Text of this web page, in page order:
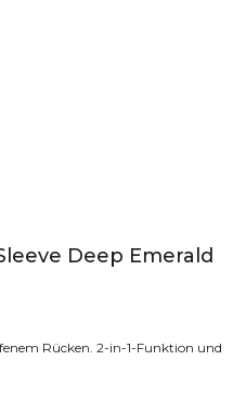
Deep Emerald
Rücken. 2-in-1-Funktion und